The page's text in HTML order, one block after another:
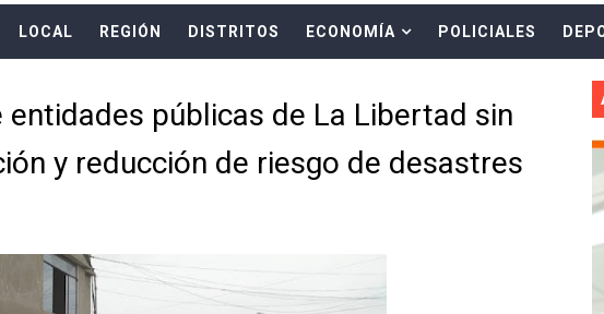
SOBRE FALSOS TRABAJADORES Y BRINDA RECOMENDACIONES
SOBRE EL PELIGRO DE LOS CABLES EN DESUSO Y EXHORTA A
AGOSTO TIENEN PLAZO PARA PONERSE AL DÍA EN SU RECIBO Y
el Test de Aptitud Académica (TAA) para la Admisión 2027
lanza tercera edición del concurso nacional Orgullo Emprendedor con
cuatro atenciones del OSIPTEL estuvieron relacionadas con el
LOCAL REGIÓN DISTRITOS ECONOMÍA POLICIALES
entidades públicas de La Libertad sin
y reducción de riesgo de desastres